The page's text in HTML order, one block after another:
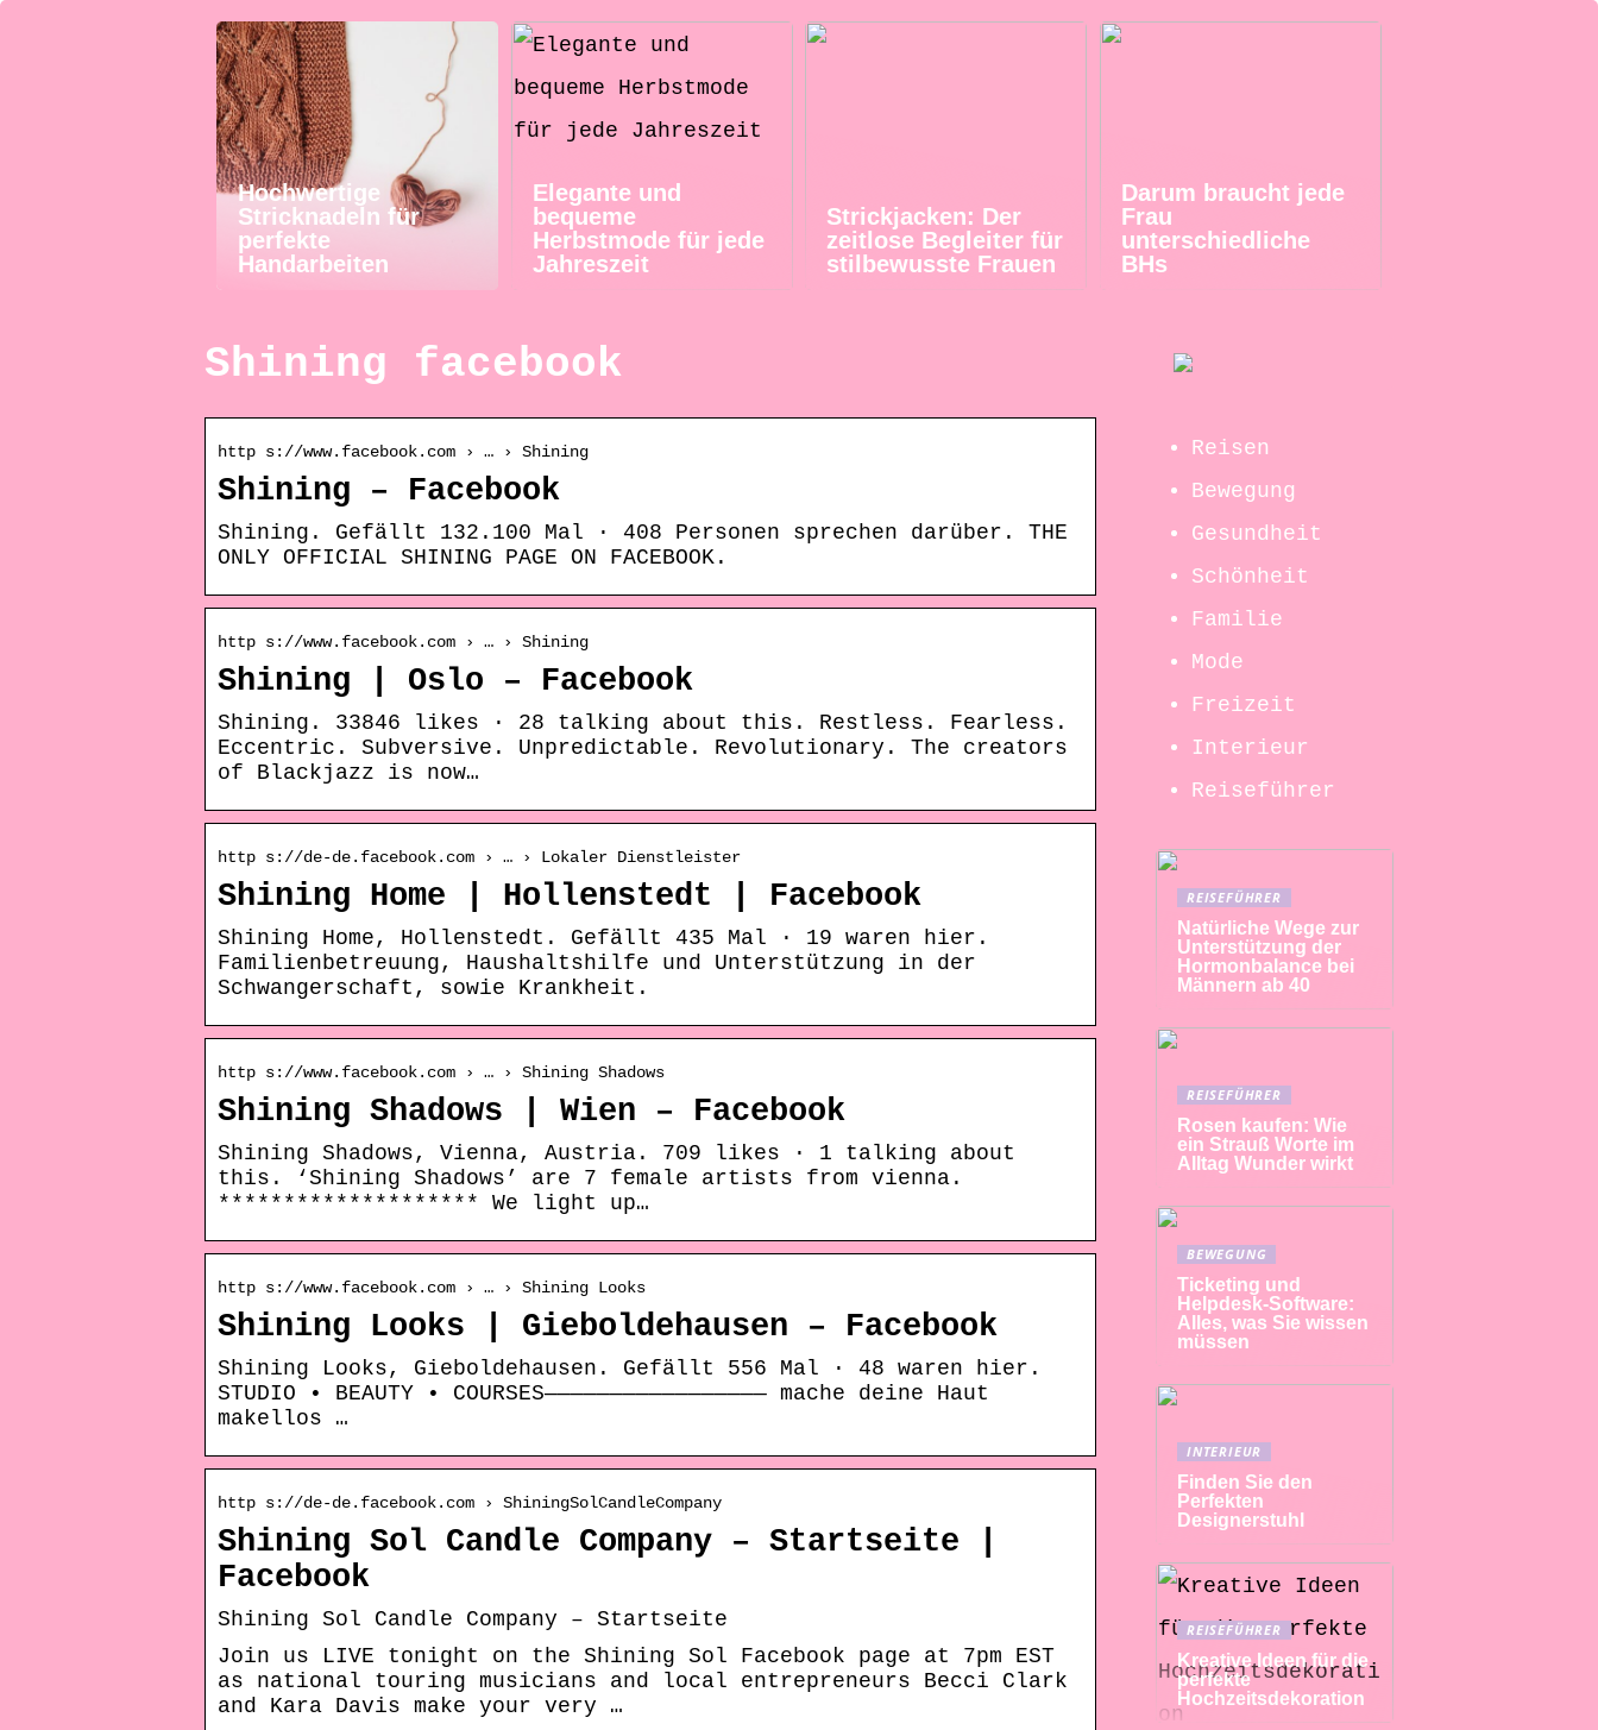
Hochwertige
Stricknadeln für
perfekte
Handarbeiten
Elegante und
bequeme
Herbstmode für jede
Jahreszeit
Strickjacken: Der
zeitlose Begleiter für
stilbewusste Frauen
Darum braucht jede
Frau
unterschiedliche
BHs
Shining facebook
http s://www.facebook.com › … › Shining
Shining – Facebook
Shining. Gefällt 132.100 Mal · 408 Personen sprechen darüber. THE
ONLY OFFICIAL SHINING PAGE ON FACEBOOK.
http s://www.facebook.com › … › Shining
Shining | Oslo – Facebook
Shining. 33846 likes · 28 talking about this. Restless. Fearless.
Eccentric. Subversive. Unpredictable. Revolutionary. The creators
of Blackjazz is now…
http s://de-de.facebook.com › … › Lokaler Dienstleister
Shining Home | Hollenstedt | Facebook
Shining Home, Hollenstedt. Gefällt 435 Mal · 19 waren hier.
Familienbetreuung, Haushaltshilfe und Unterstützung in der
Schwangerschaft, sowie Krankheit.
http s://www.facebook.com › … › Shining Shadows
Shining Shadows | Wien – Facebook
Shining Shadows, Vienna, Austria. 709 likes · 1 talking about
this. ‘Shining Shadows’ are 7 female artists from vienna.
******************** We light up…
http s://www.facebook.com › … › Shining Looks
Shining Looks | Gieboldehausen – Facebook
Shining Looks, Gieboldehausen. Gefällt 556 Mal · 48 waren hier.
STUDIO • BEAUTY • COURSES————————————————— mache deine Haut
makellos …
http s://de-de.facebook.com › ShiningSolCandleCompany
Shining Sol Candle Company – Startseite |
Facebook
Shining Sol Candle Company – Startseite
Join us LIVE tonight on the Shining Sol Facebook page at 7pm EST
as national touring musicians and local entrepreneurs Becci Clark
and Kara Davis make your very …
Reisen
Bewegung
Gesundheit
Schönheit
Familie
Mode
Freizeit
Interieur
Reiseführer
REISEFÜHRER
Natürliche Wege zur
Unterstützung der
Hormonbalance bei
Männern ab 40
REISEFÜHRER
Rosen kaufen: Wie
ein Strauß Worte im
Alltag Wunder wirkt
BEWEGUNG
Ticketing und
Helpdesk-Software:
Alles, was Sie wissen
müssen
INTERIEUR
Finden Sie den
Perfekten
Designerstuhl
REISEFÜHRER
Kreative Ideen für die
perfekte
Hochzeitsdekoration